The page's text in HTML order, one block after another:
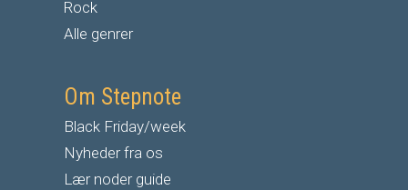
Rock
Alle genrer
Om Stepnote
Black Friday/week
Nyheder fra os
Lær noder guide